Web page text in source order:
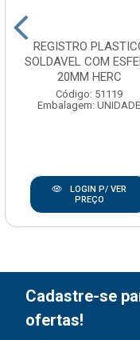
REGISTRO
SOLDAVEL COM
20MM HERC
Código: 51119
Embalagem: UNIDADE
LOGIN P/ VER
PREÇO
Cadastre-se
ofertas!